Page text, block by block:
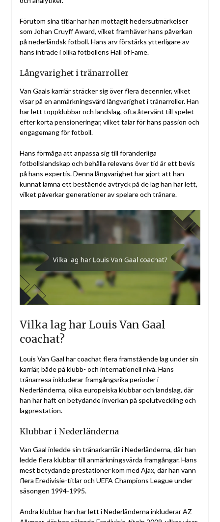
Förutom sina titlar har han mottagit hedersutmärkelser
som Johan Cruyff Award, vilket framhäver hans påverkan
på nederländsk fotboll. Hans arv förstärks ytterligare av
hans inträde i olika fotbollens Hall of Fame.
Långvarighet i tränarroller
Van Gaals karriär sträcker sig över flera decennier, vilket
visar på en anmärkningsvärd långvarighet i tränarroller. Han
har lett toppklubbar och landslag, ofta återvänt till spelet
efter korta pensioneringar, vilket talar för hans passion och
engagemang för fotboll.
Hans förmåga att anpassa sig till föränderliga
fotbollslandskap och behålla relevans över tid är ett bevis
på hans expertis. Denna långvarighet har gjort att han
kunnat lämna ett bestående avtryck på de lag han har lett,
vilket påverkar generationer av spelare och tränare.
Vilka lag har Louis Van Gaal
coachat?
Louis Van Gaal har coachat flera framstående lag under sin
karriär, både på klubb- och internationell nivå. Hans
tränarresa inkluderar framgångsrika perioder i
Nederländerna, olika europeiska klubbar och landslag, där
han har haft en betydande inverkan på spelutveckling och
lagprestation.
Klubbar i Nederländerna
Van Gaal inledde sin tränarkarriär i Nederländerna, där han
ledde flera klubbar till anmärkningsvärda framgångar. Hans
mest betydande prestationer kom med Ajax, där han vann
flera Eredivisie-titlar och UEFA Champions League under
säsongen 1994-1995.
Andra klubbar han har lett i Nederländerna inkluderar AZ